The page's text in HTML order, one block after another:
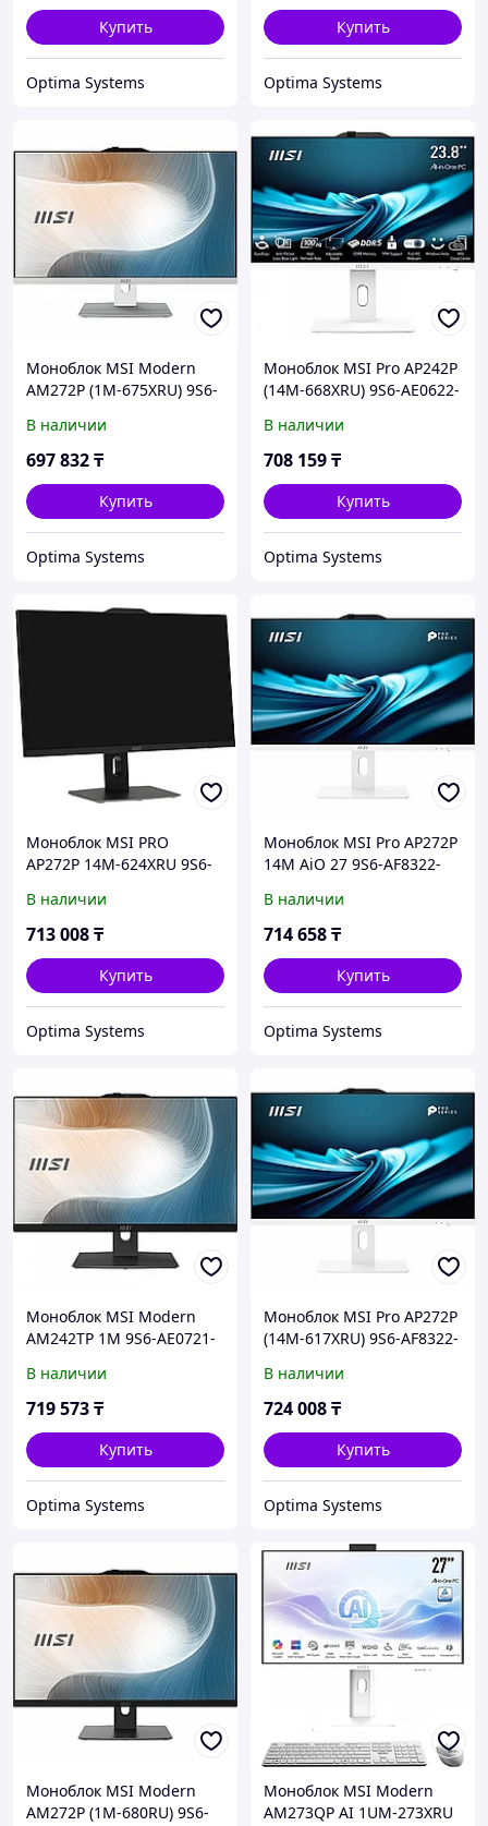
Купить
Optima Systems
Купить
Optima Systems
Моноблок MSI Modern
AM272P (1M-675XRU) 9S6-
Core 5, 120U, 1.4, 16 Гб,
512 Гб
В наличии
697 832₸
Купить
Optima Systems
Моноблок MSI Pro AP242P
(14M-668XRU) 9S6-AE0622-
14700, 2.1, 16 Гб, 512 Гб
В наличии
708 159₸
Купить
Optima Systems
Моноблок MSI PRO
AP272P 14M-624XRU 9S6-
Core i5, 14400, 1.8, 16 Гб,
512 Гб
В наличии
713 008₸
Купить
Optima Systems
Моноблок MSI Pro AP272P
14M AiO 27 9S6-AF8322-
14400, 2.5, 16 Гб, 512 Гб
В наличии
714 658₸
Купить
Optima Systems
Моноблок MSI Modern
AM242TP 1M 9S6-AE0721-
120U, 1.4, 16 Гб, 512 Гб
В наличии
719 573₸
Купить
Optima Systems
Моноблок MSI Pro AP272P
(14M-617XRU) 9S6-AF8322-
14400, 2.5, 16 Гб, 512 Гб
В наличии
724 008₸
Купить
Optima Systems
Моноблок MSI Modern
AM272P (1M-680RU) 9S6-
Моноблок MSI Modern
AM273QP AI 1UM-273XRU